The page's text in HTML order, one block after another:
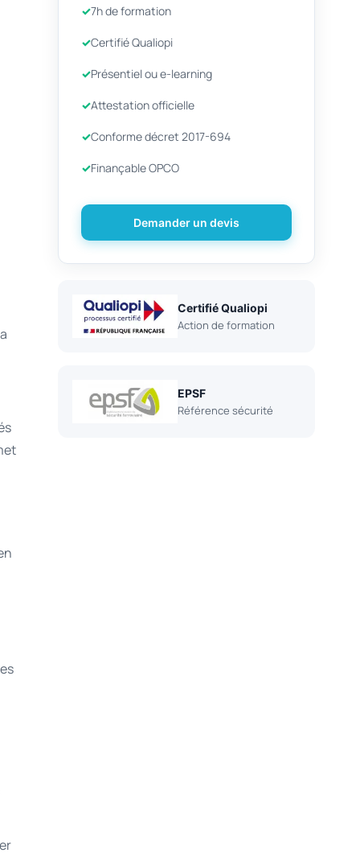
7h de formation
Certifié Qualiopi
Présentiel ou e-learning
Attestation officielle
Conforme décret 2017-694
Finançable OPCO
Demander un devis
Certifié Qualiopi
Action de formation
EPSF
Référence sécurité